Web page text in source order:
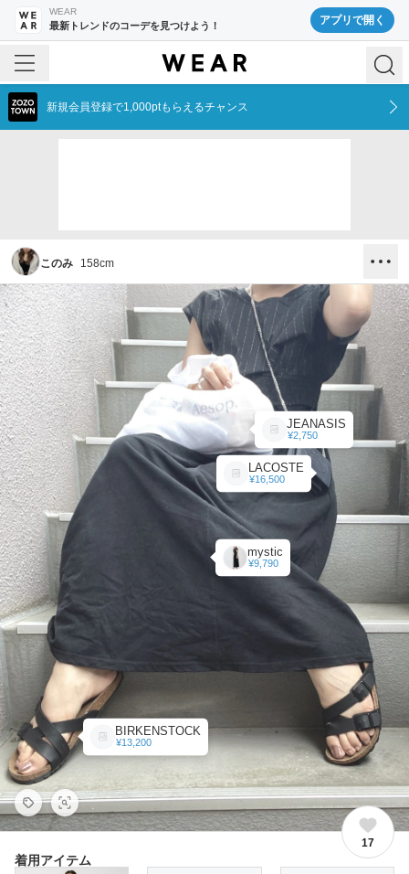
WEAR
最新トレンドのコーデを見つけよう！ アプリで開く
新規会員登録で1,000ptもらえるチャンス
このみ 158cm
mystic
¥9,790
BIRKENSTOCK
¥13,200
JEANASIS
¥2,750
LACOSTE
¥16,500
17
着用アイテム